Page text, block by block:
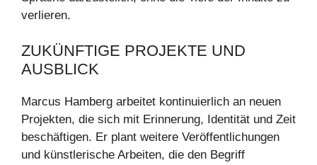
verlieren.
ZUKÜNFTIGE PROJEKTE UND
AUSBLICK
Marcus Hamberg arbeitet kontinuierlich an neuen
Projekten, die sich mit Erinnerung, Identität und Zeit
beschäftigen. Er plant weitere Veröffentlichungen
und künstlerische Arbeiten, die den Begriff